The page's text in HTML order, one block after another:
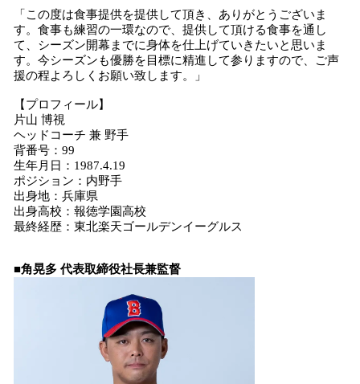
「この度は食事提供を提供して頂き、ありがとうございま
す。食事も練習の一環なので、提供して頂ける食事を通し
て、シーズン開幕までに身体を仕上げていきたいと思いま
す。今シーズンも優勝を目標に精進して参りますので、ご声
援の程よろしくお願い致します。」
【プロフィール】
片山 博視
ヘッドコーチ 兼 野手
背番号：99
生年月日：1987.4.19
ポジション：内野手
出身地：兵庫県
出身高校：報徳学園高校
最終経歴：東北楽天ゴールデンイーグルス
■角晃多 代表取締役社長兼監督